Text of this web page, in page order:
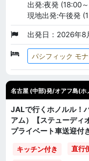
出発:夜発 (18:00
現地出発:午後発
出発日：2026年8
パシフィック モ
名古屋 (中部)発/オアフ島(ホ
JALで行くホノルル！
アム）【ステューディ
プライベート車送迎付
キッチン付き 直行